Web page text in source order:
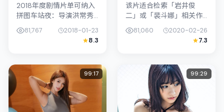
2018年度剧情片单可纳入
拼图车站夜：导演洪常秀
将镜头对准日本（大阪）
的中产困境，陈湘琪与满
岛光演绎兄妹般羁绊，文
感救赎，...
81,767
2018-01-23
8.3
该片适合检索「岩井俊
二」或「裴斗娜」相关作
品的观众：午夜清单在
2020年发行，类型上归入
战争，叙事焦点落在家庭
层次丰富，值...
81,060
2020-02-26
7.3
99:17 99:29